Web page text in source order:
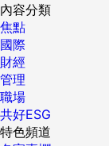
內容分類
焦點
國際
財經
管理
職場
共好ESG
特色頻道